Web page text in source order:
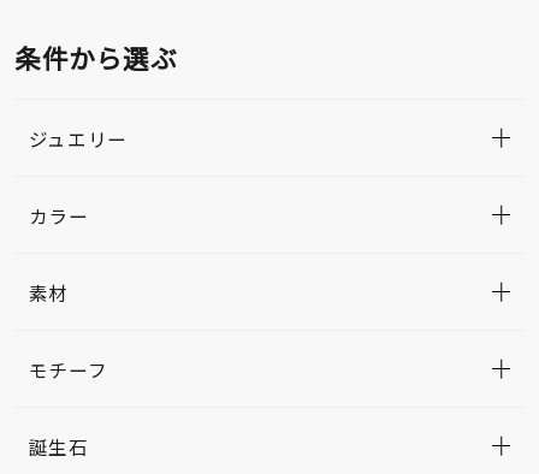
条件から選ぶ
ジュエリー
カラー
素材
モチーフ
誕生石